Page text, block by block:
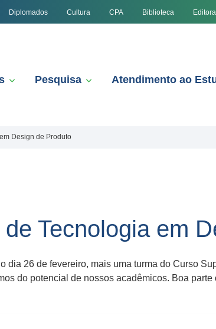
Diplomados Cultura CPA Biblioteca Editora
Pesquisa Atendimento ao
Design de Produto
Tecnologia em
dia 26 de fevereiro, mais uma turma do Curso
do potencial de nossos acadêmicos. Boa